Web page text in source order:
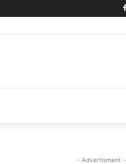
- Advertisment -